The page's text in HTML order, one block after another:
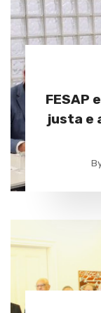
FESAP
justa e